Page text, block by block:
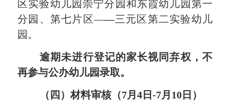
区实验幼儿园 崇宁分园和东霞幼儿园第一
分园 、 第七片区——三元区第二实验幼儿
园。
逾期未进行登记的家长视同弃权，不
再参与公办幼儿园录取。
（四）材料审核（7月4 日-7月 10 日）